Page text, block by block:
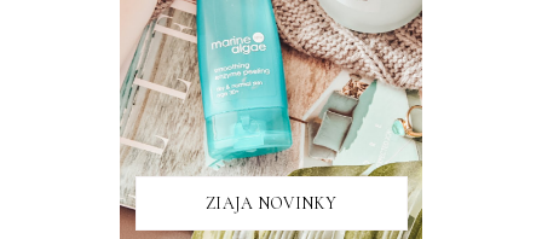
ZIAJA NOVINKY